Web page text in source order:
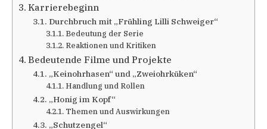
Karrierebeginn
Durchbruch mit „Frühling Lilli Schweiger“
Bedeutung der Serie
Reaktionen und Kritiken
Bedeutende Filme und Projekte
„Keinohrhasen“ und „Zweiohrküken“
Handlung und Rollen
„Honig im Kopf“
Themen und Auswirkungen
„Schutzengel“